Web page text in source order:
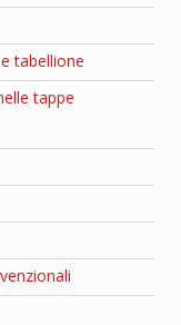
tabellione
tappe